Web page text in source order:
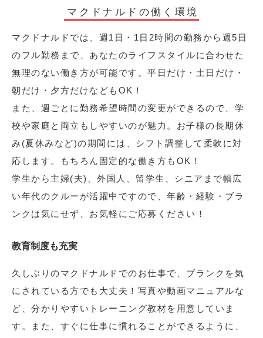
マクドナルドの働く環境
マクドナルドでは、週1日・1日2時間の勤務から週5日
のフル勤務まで、あなたのライフスタイルに合わせた
無理のない働き方が可能です。平日だけ・土日だけ・
朝だけ・夕方だけなどもOK！
また、週ごとに勤務希望時間の変更ができるので、学
校や家庭と両立もしやすいのが魅力。お子様の長期休
み(夏休みなど)の期間には、シフト調整して柔軟に対
応します。もちろん固定的な働き方もOK！
学生から主婦(夫)、外国人、留学生、シニアまで幅広
い年代のクルーが活躍中ですので、年齢・経験・ブラ
ンクは気にせず、お気軽にご応募ください！
教育制度も充実
久しぶりのマクドナルドでのお仕事で、ブランクを気
にされている方でも大丈夫！写真や動画マニュアルな
ど、分かりやすいトレーニング教材を用意していま
す。また、すぐに仕事に慣れることができるように、